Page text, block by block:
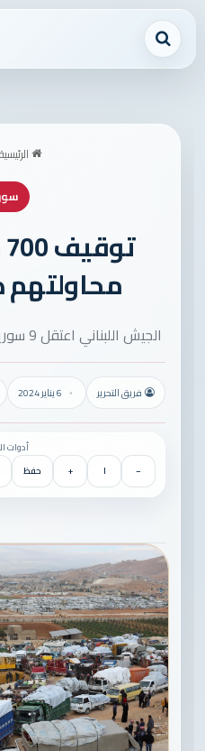
بحث عن
الرئيسية
محاولتهم
الجيش اللبناني اعتقل 9 سوريين تسللوا داخل صهريج غاز
فريق التحرير 6 يناير 2024
أدوات
−
١ + حفظ